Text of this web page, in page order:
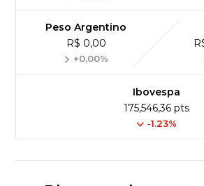
Peso Argentino
R$ 0,00
+0,00%
Ibovespa
175,546,36 pts
-1.23%